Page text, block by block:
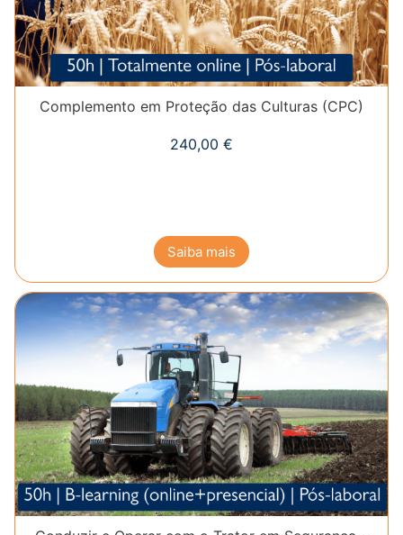
Complemento em Proteção das Culturas (CPC)
240,00 €
Saiba mais